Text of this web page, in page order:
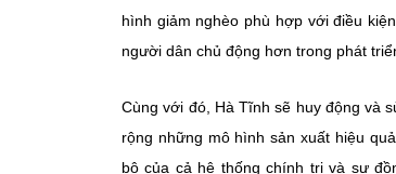
hình giảm nghèo phù hợp với điều
người dân chủ động hơn trong phát
Cùng với đó, Hà Tĩnh sẽ huy động và
rộng những mô hình sản xuất hiệu
bộ của cả hệ thống chính trị và sự